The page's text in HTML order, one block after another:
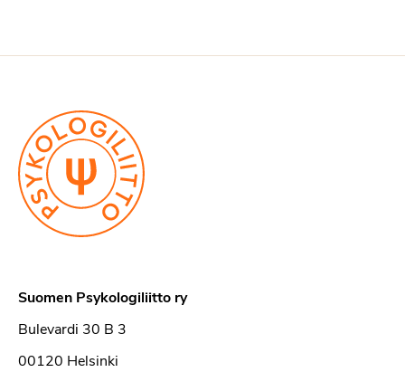
Suomen Psykologiliitto ry
Bulevardi 30 B 3
00120 Helsinki